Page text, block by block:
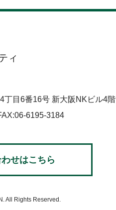
ィ
丁目6番16号 新大阪NKビル4階
6195-3184
せはこちら
All Rights Reserved.